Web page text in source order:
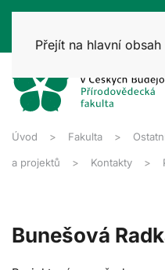
Přejít na hlavní obsah
Úvod Fakulta
a projektů Kontakty
Bunešová